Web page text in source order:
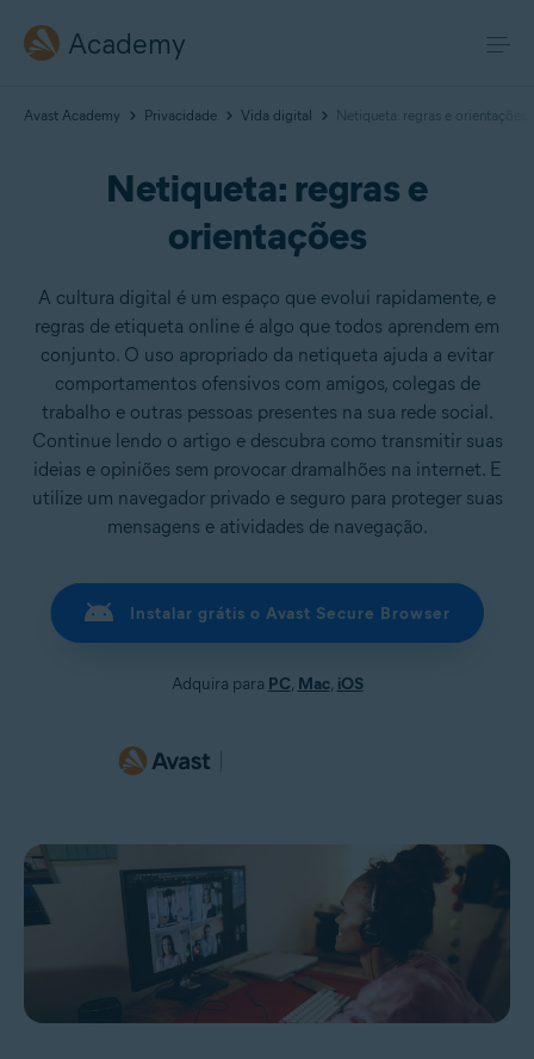
Academy
Avast Academy Privacidade Vida digital Netiqueta: regras e orientações
Netiqueta: regras e
orientações
A cultura digital é um espaço que evolui rapidamente, e
regras de etiqueta online é algo que todos aprendem em
conjunto. O uso apropriado da netiqueta ajuda a evitar
comportamentos ofensivos com amigos, colegas de
trabalho e outras pessoas presentes na sua rede social.
Continue lendo o artigo e descubra como transmitir suas
ideias e opiniões sem provocar dramalhões na internet. E
utilize um navegador privado e seguro para proteger suas
mensagens e atividades de navegação.
Instalar grátis o Avast Secure Browser
Adquira para PC, Mac, iOS